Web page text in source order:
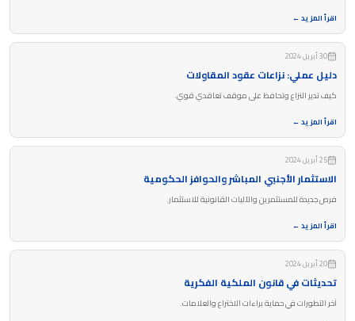
اقرأ المزيد ←
30 أبريل 2024
دليل عملي: نزاعات عقود المقاولات
كيف تدير النزاع وتحافظ على موقف تعاقدي قوي.
اقرأ المزيد ←
25 أبريل 2024
الاستثمار الأجنبي المباشر والحوافز الحكومية
فرص جديدة للمستثمرين والآليات القانونية للاستثمار.
اقرأ المزيد ←
20 أبريل 2024
تحديثات في قانون الملكية الفكرية
آخر التطورات في حماية براءات الاختراع والعلامات.